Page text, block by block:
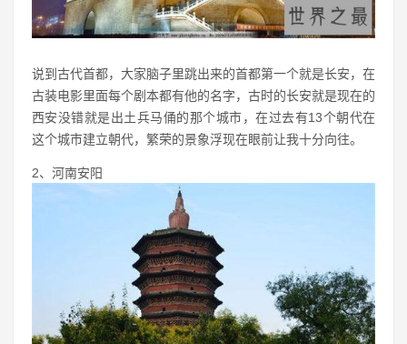
说到古代首都，大家脑子里跳出来的首都第一个就是长安，在
古装电影里面每个剧本都有他的名字，古时的长安就是现在的
西安没错就是出土兵马俑的那个城市，在过去有13个朝代在
这个城市建立朝代，繁荣的景象浮现在眼前让我十分向往。
2、河南安阳